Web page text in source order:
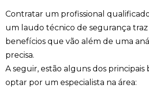
Contratar um profissional
um laudo técnico de segurança traz
benefícios que vão além de uma
precisa.
A seguir, estão alguns dos principais
optar por um especialista na área: